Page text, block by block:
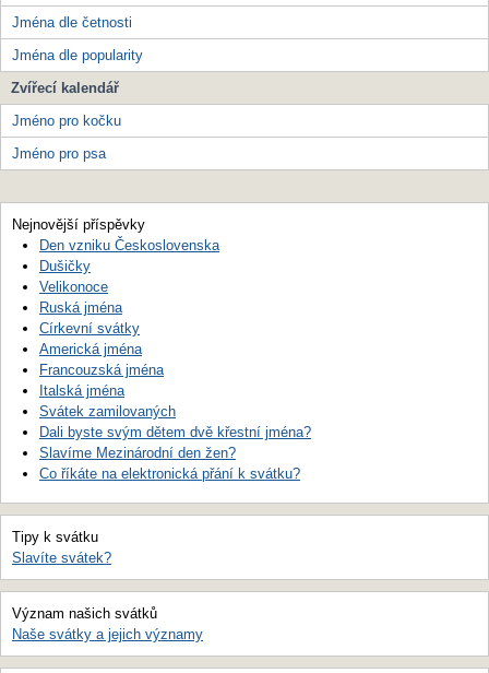
Jména dle četnosti
Jména dle popularity
Zvířecí kalendář
Jméno pro kočku
Jméno pro psa
Nejnovější příspěvky
Den vzniku Československa
Dušičky
Velikonoce
Ruská jména
Církevní svátky
Americká jména
Francouzská jména
Italská jména
Svátek zamilovaných
Dali byste svým dětem dvě křestní jména?
Slavíme Mezinárodní den žen?
Co říkáte na elektronická přání k svátku?
Tipy k svátku
Slavíte svátek?
Význam našich svátků
Naše svátky a jejich významy